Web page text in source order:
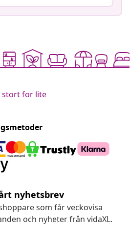
stort for lite
nyhetsbrev
som får veckovisa
och nyheter från vidaXL.